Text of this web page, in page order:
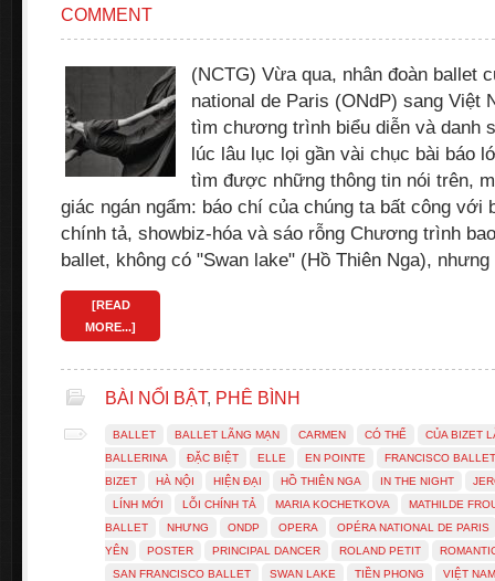
COMMENT
(NCTG) Vừa qua, nhân đoàn ballet
national de Paris (ONdP) sang Việt
tìm chương trình biểu diễn và danh
lúc lâu lục lọi gần vài chục bài báo
tìm được những thông tin nói trên,
giác ngán ngẩm: báo chí của chúng ta bất công với
chính tả, showbiz-hóa và sáo rỗng Chương trình
ballet, không có "Swan lake" (Hồ Thiên Nga),
[READ
MORE...]
BÀI NỔI BẬT, PHÊ BÌNH
BALLET BALLET LÃNG MẠN CARMEN CÓ THỂ
CỦA BIZET
BALLERINA
ĐẶC BIỆT ELLE EN POINTE
FRANCISCO BALLET
BIZET
HÀ NỘI HIỆN ĐẠI HỒ THIÊN NGA IN THE NIGHT
LÍNH MỚI
LỖI CHÍNH TẢ MARIA KOCHETKOVA
MATHILDE
BALLET
NHƯNG ONDP OPERA
OPÉRA NATIONAL DE PARIS
YÊN
POSTER PRINCIPAL DANCER ROLAND PETIT
SAN FRANCISCO BALLET
SWAN LAKE TIỀN PHONG
VIỆT NAM